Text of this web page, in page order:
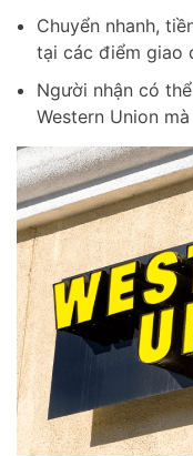
Chuyển nhanh,
tại các điểm giao
Người nhận có
Western Union